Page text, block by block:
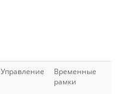
Управление
Временные
рамки